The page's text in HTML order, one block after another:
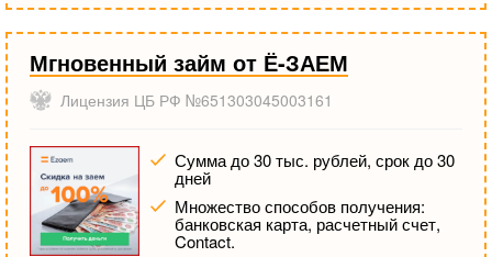
Мгновенный займ от Ё-ЗАЕМ
Лицензия ЦБ РФ №651303045003161
Сумма до 30 тыс. рублей, срок до 30
дней
Множество способов получения:
банковская карта, расчетный счет,
Contact.